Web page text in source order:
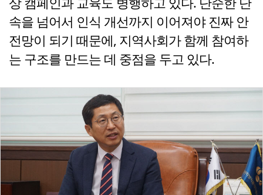
속을 넘어서 인식 개선까지 이어져야 진짜 안
전망이 되기 때문에, 지역사회가 함께 참여하
는 구조를 만드는 데 중점을 두고 있다.